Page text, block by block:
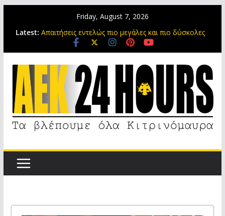
Friday, August 7, 2026
Latest: Απαιτήσεις εντελώς πιο μεγάλες και πιο δύσκολες
Αυτό είναι το συμβόλαιο του Νόλεϊ με την ΑΕΚ
Νόλεϊ έως το 2028 στην ΑΕΚ
Συνεχίζει με τη φανέλα της ΑΕΚ η Ρεσέντε
Ο Βιτάλις που προτιμά τις ασίστ και να βλέπει σε
επανάληψη τα ματς αποκαλύπτεται (video)